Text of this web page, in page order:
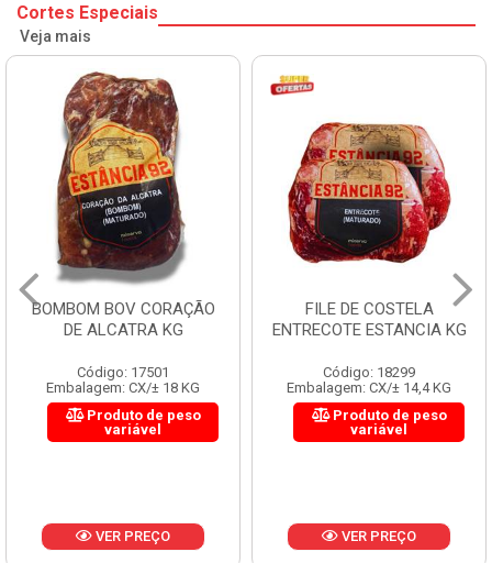
Cortes Especiais
Veja mais
BOMBOM BOV CORAÇÃO
DE ALCATRA KG
Código: 17501
Embalagem: CX/± 18 KG
Produto de peso
variável
VER PREÇO
FILE DE COSTELA
ENTRECOTE ESTANCIA KG
Código: 18299
Embalagem: CX/± 14,4 KG
Produto de peso
variável
VER PREÇO